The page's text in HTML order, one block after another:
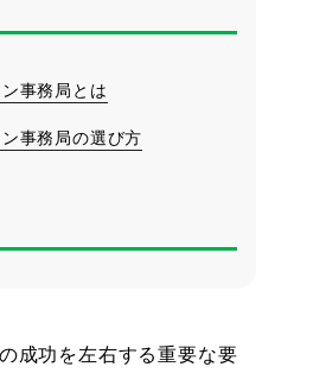
事務局とは
事務局の選び方
成功を左右する重要な要